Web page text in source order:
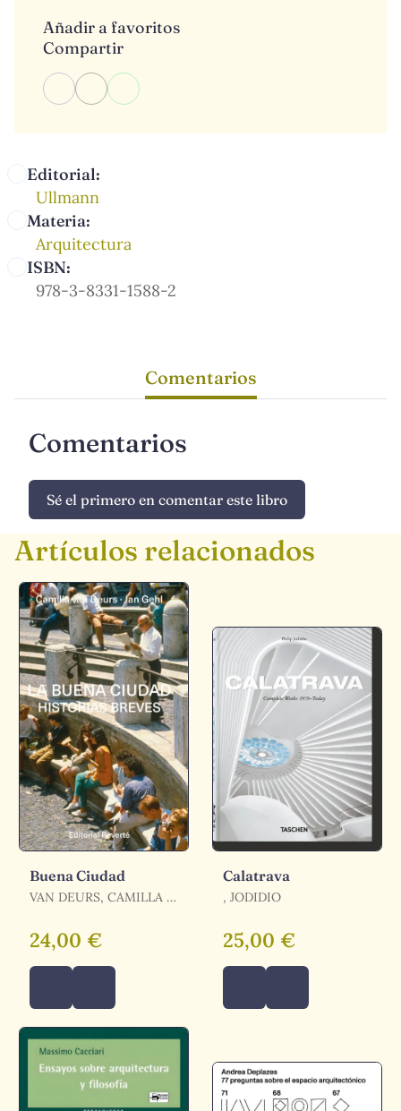
Editorial:
Ullmann
Materia:
Arquitectura
ISBN:
978-3-8331-1588-2
Añadir a favoritos
Compartir
Comentarios
Comentarios
Sé el primero en comentar este libro
Artículos relacionados
Buena Ciudad
VAN DEURS, CAMILLA /
24,00 €
Calatrava
, JODIDIO
25,00 €